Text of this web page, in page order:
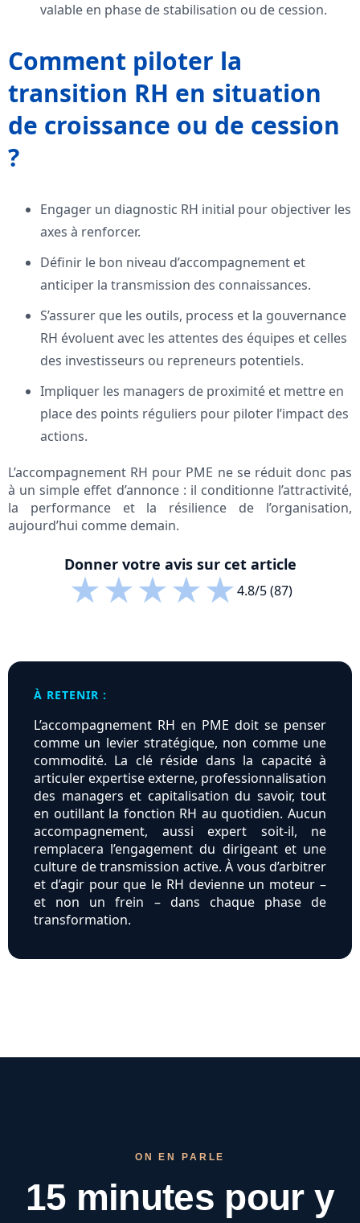
valable en phase de stabilisation ou de cession.
Comment piloter la
transition RH en situation
de croissance ou de cession
?
Engager un diagnostic RH initial pour objectiver les
axes à renforcer.
Définir le bon niveau d’accompagnement et
anticiper la transmission des connaissances.
S’assurer que les outils, process et la gouvernance
RH évoluent avec les attentes des équipes et celles
des investisseurs ou repreneurs potentiels.
Impliquer les managers de proximité et mettre en
place des points réguliers pour piloter l’impact des
actions.
L’accompagnement RH pour PME ne se réduit donc pas
à un simple effet d’annonce : il conditionne l’attractivité,
la performance et la résilience de l’organisation,
aujourd’hui comme demain.
Donner votre avis sur cet article
★★★★★4.8/5 (87)
À RETENIR :
L’accompagnement RH en PME doit se penser
comme un levier stratégique, non comme une
commodité. La clé réside dans la capacité à
articuler expertise externe, professionnalisation
des managers et capitalisation du savoir, tout
en outillant la fonction RH au quotidien. Aucun
accompagnement, aussi expert soit-il, ne
remplacera l’engagement du dirigeant et une
culture de transmission active. À vous d’arbitrer
et d’agir pour que le RH devienne un moteur –
et non un frein – dans chaque phase de
transformation.
ON EN PARLE
15 minutes pour y